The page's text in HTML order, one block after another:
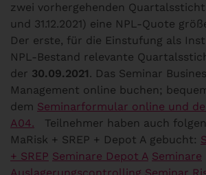
zwei vorhergehenden
und 31.12.2021) eine NPL-Quote
Der erste, für die Einstufung als
NPL-Bestand relevante
der 30.09.2021. Das Seminar
Management online buchen;
dem Seminarformular online und
A04.
Teilnehmer haben auch
MaRisk + SREP + Depot A gebucht:
+ SREP Seminare Depot A Seminare